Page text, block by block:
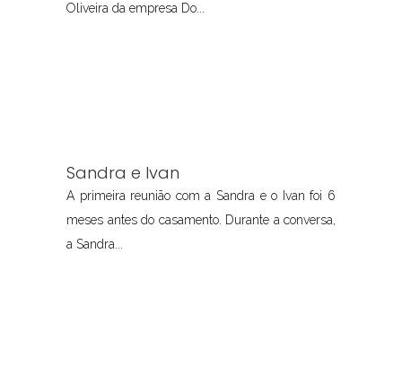
Oliveira da empresa Do...
Sandra e Ivan
A primeira reunião com a Sandra e o Ivan foi 6
meses antes do casamento. Durante a conversa,
a Sandra...